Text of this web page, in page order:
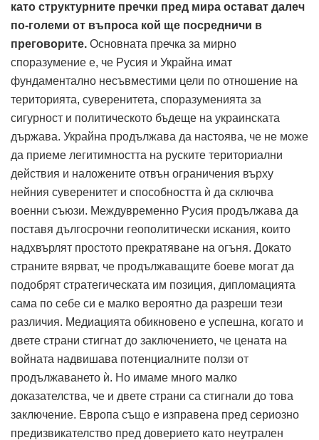
като структурните пречки пред мира остават далеч
по-големи от въпроса кой ще посредничи в
преговорите. Основната пречка за мирно
споразумение е, че Русия и Украйна имат
фундаментално несъвместими цели по отношение на
територията, суверенитета, споразуменията за
сигурност и политическото бъдеще на украинската
държава. Украйна продължава да настоява, че не може
да приеме легитимността на руските териториални
действия и наложените отвън ограничения върху
нейния суверенитет и способността ѝ да сключва
военни съюзи. Междувременно Русия продължава да
поставя дългосрочни геополитически искания, които
надхвърлят простото прекратяване на огъня. Докато
страните вярват, че продължаващите боеве могат да
подобрят стратегическата им позиция, дипломацията
сама по себе си е малко вероятно да разреши тези
различия. Медиацията обикновено е успешна, когато и
двете страни стигнат до заключението, че цената на
войната надвишава потенциалните ползи от
продължаването ѝ. Но имаме много малко
доказателства, че и двете страни са стигнали до това
заключение. Европа също е изправена пред сериозно
предизвикателство пред доверието като неутрален